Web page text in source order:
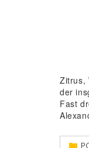
Zitrus,
der
Fast